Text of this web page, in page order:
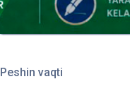
Peshin vaqti